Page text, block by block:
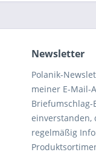
Newsletter
Polanik-
meiner E-Mail-
einverstanden,
regelmäßig